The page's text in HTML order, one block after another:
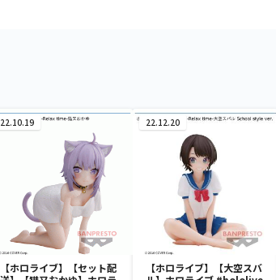
22.10.19
【ホロライブ】【セット配
22.12.20
【ホロライブ】【大空スバ